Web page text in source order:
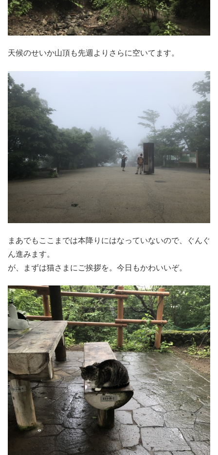
天候のせいか山頂も先週よりさらに空いてます。
まあでもここまでは本降りにはなっていないので、ぐんぐ
ん進みます。
が、まずは猫さまにご挨拶を。今日もかわいいぞ。